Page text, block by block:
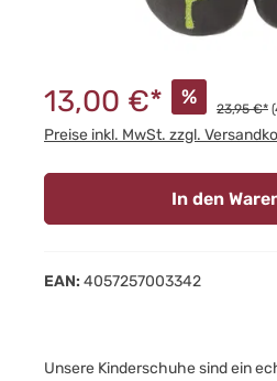
13,00 €* % 23,95 €*
Preise inkl. MwSt. zzgl.
In den
EAN: 4057257003342
Unsere Kinderschuhe sind ein